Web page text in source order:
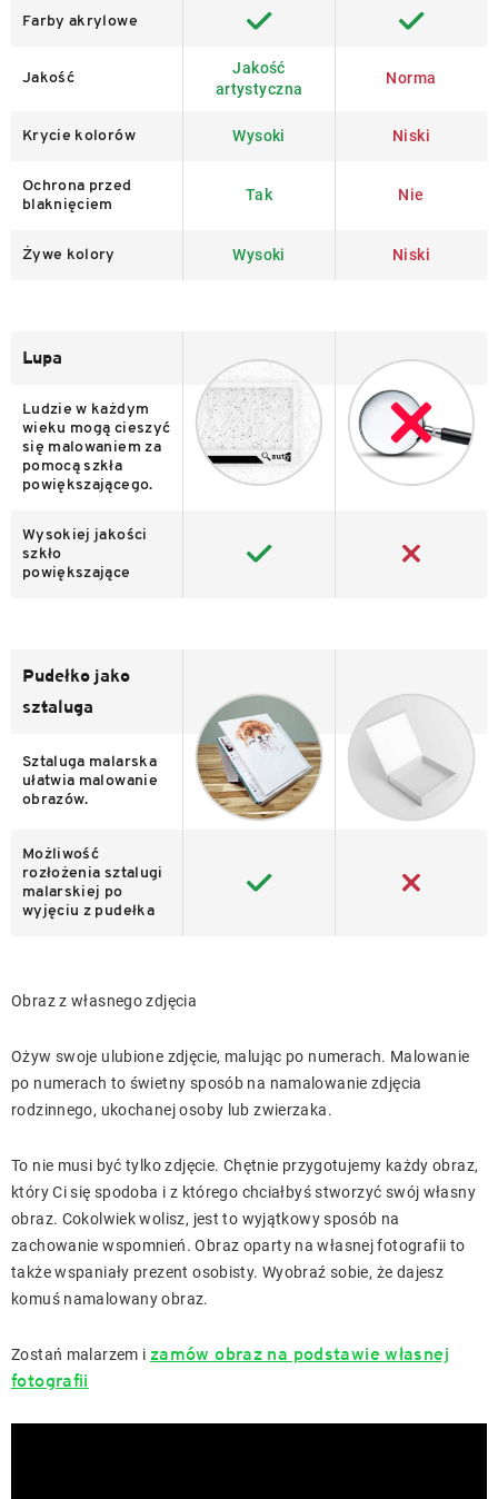
Farby akrylowe
Jakość
Jakość
artystyczna
Norma
Krycie kolorów Wysoki Niski
Ochrona przed
blaknięciem
Tak Nie
Żywe kolory Wysoki Niski
Lupa
Ludzie w każdym
wieku mogą cieszyć
się malowaniem za
pomocą szkła
powiększającego.
Wysokiej jakości
szkło
powiększające
Pudełko jako
sztaluga
Sztaluga malarska
ułatwia malowanie
obrazów.
Możliwość
rozłożenia sztalugi
malarskiej po
wyjęciu z pudełka
Obraz z własnego zdjęcia
Ożyw swoje ulubione zdjęcie, malując po numerach. Malowanie
po numerach to świetny sposób na namalowanie zdjęcia
rodzinnego, ukochanej osoby lub zwierzaka.
To nie musi być tylko zdjęcie. Chętnie przygotujemy każdy obraz,
który Ci się spodoba i z którego chciałbyś stworzyć swój własny
obraz. Cokolwiek wolisz, jest to wyjątkowy sposób na
zachowanie wspomnień. Obraz oparty na własnej fotografii to
także wspaniały prezent osobisty. Wyobraź sobie, że dajesz
komuś namalowany obraz.
Zostań malarzem i zamów obraz na podstawie własnej
fotografii